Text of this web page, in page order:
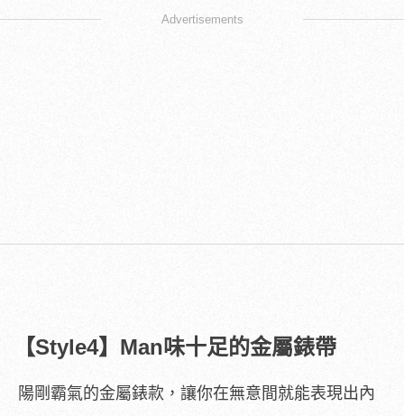
Advertisements
【Style4】Man味十足的金屬錶帶
陽剛霸氣的金屬錶款，讓你在無意間就能表現出內